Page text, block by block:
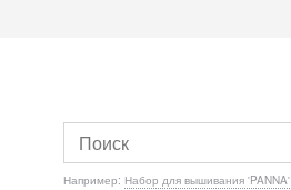
Например: Набор для вышивания